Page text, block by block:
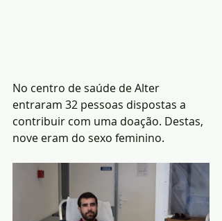
No centro de saúde de Alter
entraram 32 pessoas dispostas a
contribuir com uma doação. Destas,
nove eram do sexo feminino.